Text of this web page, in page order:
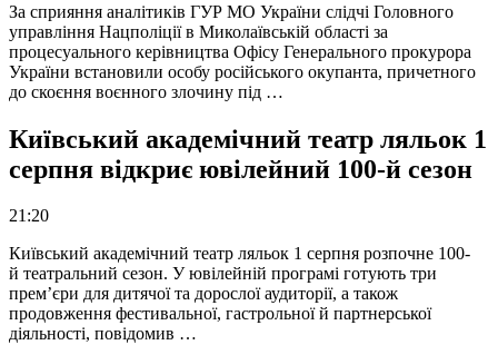
За сприяння аналітиків ГУР МО України слідчі Головного
управління Нацполіції в Миколаївській області за
процесуального керівництва Офісу Генерального прокурора
України встановили особу російського окупанта, причетного
до скоєння воєнного злочину під …
Київський академічний театр ляльок 1
серпня відкриє ювілейний 100-й сезон
21:20
Київський академічний театр ляльок 1 серпня розпочне 100-
й театральний сезон. У ювілейній програмі готують три
прем’єри для дитячої та дорослої аудиторії, а також
продовження фестивальної, гастрольної й партнерської
діяльності, повідомив …